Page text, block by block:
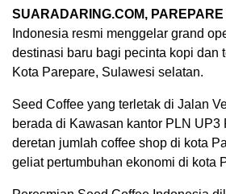
SUARADARING.COM, PAREPARE
Indonesia resmi menggelar grand
destinasi baru bagi pecinta kopi dan
Kota Parepare, Sulawesi selatan.
Seed Coffee yang terletak di Jalan
berada di Kawasan kantor PLN UP3
deretan jumlah coffee shop di kota
geliat pertumbuhan ekonomi di kota